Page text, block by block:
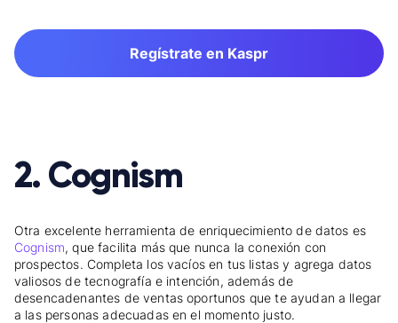
Regístrate en Kaspr
2. Cognism
Otra excelente herramienta de enriquecimiento de datos es
Cognism, que facilita más que nunca la conexión con
prospectos. Completa los vacíos en tus listas y agrega datos
valiosos de tecnografía e intención, además de
desencadenantes de ventas oportunos que te ayudan a llegar
a las personas adecuadas en el momento justo.